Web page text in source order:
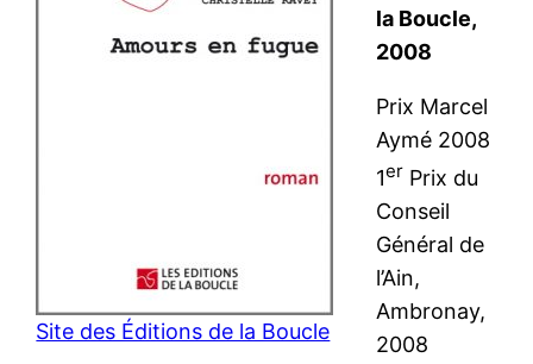
Site des Éditions de la Boucle
la Boucle,
2008
Prix Marcel
Aymé 2008
1er Prix du
Conseil
Général de
l’Ain,
Ambronay,
2008